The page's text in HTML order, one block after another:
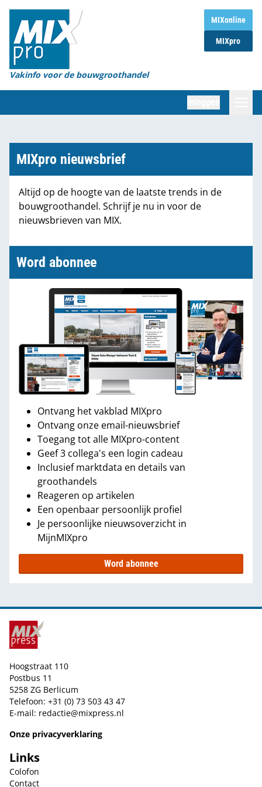
MIXonline
MIXpro
Vakinfo voor de bouwgroothandel
Home
Magazines
Organisaties
Marktcijfers
Partners
MIXpro nieuwsbrief
Altijd op de hoogte van de laatste trends in de
bouwgroothandel. Schrijf je nu in voor de
nieuwsbrieven van MIX.
Word abonnee
Ontvang het vakblad MIXpro
Ontvang onze email-nieuwsbrief
Toegang tot alle MIXpro-content
Geef 3 collega's een login cadeau
Inclusief marktdata en details van
groothandels
Reageren op artikelen
Een openbaar persoonlijk profiel
Je persoonlijke nieuwsoverzicht in
MijnMIXpro
Word abonnee
Hoogstraat 110
Postbus 11
5258 ZG Berlicum
Telefoon: +31 (0) 73 503 43 47
E-mail: redactie@mixpress.nl
Onze privacyverklaring
Links
Colofon
Contact